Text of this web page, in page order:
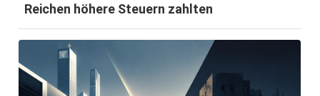
Reichen höhere Steuern zahlten